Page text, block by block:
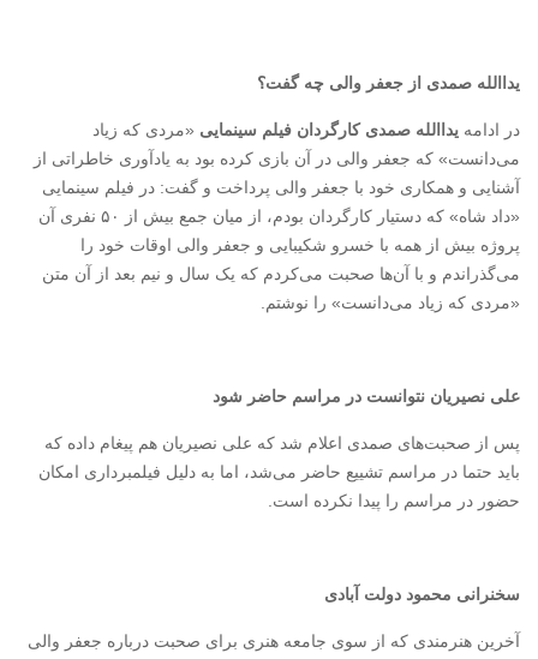
یداالله صمدی از جعفر والی چه گفت؟
در ادامه یداالله صمدی کارگردان فیلم سینمایی «مردی که زیاد
می‌دانست» که جعفر والی در آن بازی کرده بود به یادآوری خاطراتی از
آشنایی و همکاری خود با جعفر والی پرداخت و گفت: در فیلم سینمایی
«داد شاه» که دستیار کارگردان بودم، از میان جمع بیش از ۵۰ نفری آن
پروژه بیش از همه با خسرو شکیبایی و جعفر والی اوقات خود را
می‌گذراندم و با آن‌ها صحبت می‌کردم که یک سال و نیم بعد از آن متن
«مردی که زیاد می‌دانست» را نوشتم.
علی نصیریان نتوانست در مراسم حاضر شود
پس از صحبت‌های صمدی اعلام شد که علی نصیریان هم پیغام داده که
باید حتما در مراسم تشییع حاضر می‌شد، اما به دلیل فیلمبرداری امکان
حضور در مراسم را پیدا نکرده است.
سخنرانی محمود دولت آبادی
آخرین هنرمندی که از سوی جامعه هنری برای صحبت درباره جعفر والی